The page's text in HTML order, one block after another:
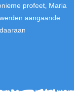
profeet, Maria
aangaande